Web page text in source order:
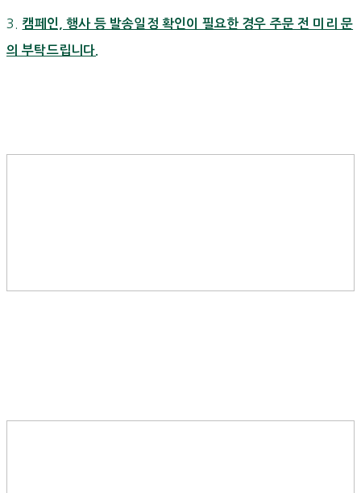
3. 캠페인, 행사 등 발송일정 확인이 필요한 경우 주문 전 미리 문
의 부탁드립니다.